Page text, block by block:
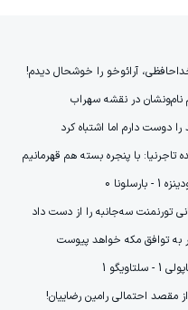
آرائوخو را خوشحال دیدم!
در نقشه سهراب
را دوست دارم اما اشتباه کرد
تاجرنیا: با پنجره بسته هم قهرمانیم
0
تورنمنت سه‌جانبه را از دست داد
به توافق مکه خواهد پیوست
1
مقصد احتمالی رامین رضاییان!